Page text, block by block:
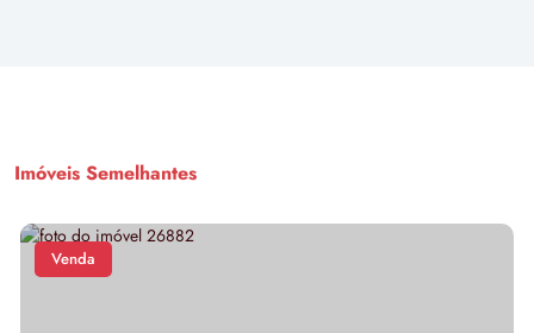
Imóveis Semelhantes
Venda